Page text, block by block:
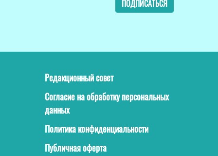
ПОДПИСАТЬСЯ
Редакционный совет
Согласие на обработку персональных
данных
Политика конфиденциальности
Публичная оферта